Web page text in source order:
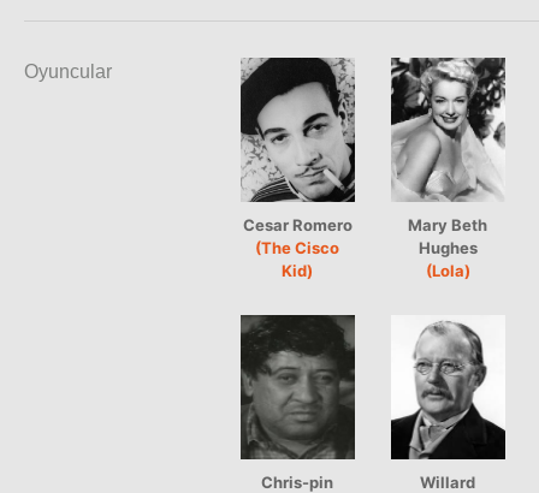
Oyuncular
Cesar Romero
(The Cisco
Kid)
Mary Beth
Hughes
(Lola)
Chris-pin
Willard